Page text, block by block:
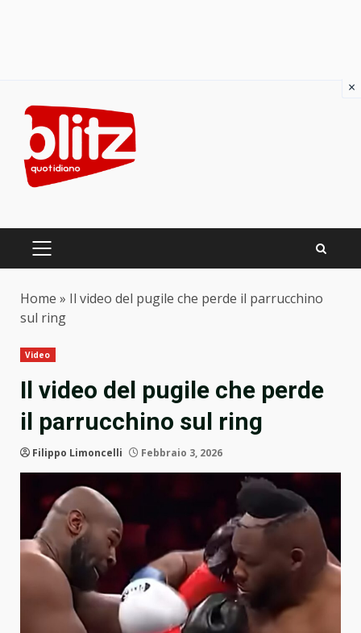
content
PRIMARY
Home » Il video del pugile che perde il parrucchino
sul ring
Video
Il video del pugile che perde
il parrucchino sul ring
Filippo Limoncelli Febbraio 3, 2026
×